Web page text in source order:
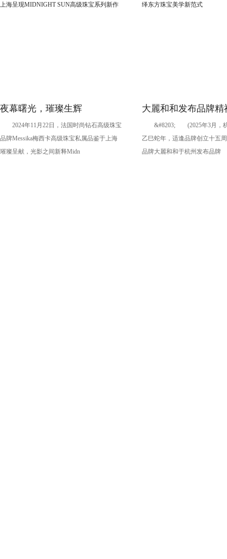
夜幕曙光，璀璨生辉
MESSIKA梅西卡于上海呈现
MIDNIGHT SUN高级珠宝系列
2024年11月22日，法国时尚钻石高级珠宝
品牌Messika梅西卡高级珠宝私属品鉴于上海
璀璨呈献，光影之间新释Midn
大麗和和发布品牌精
蜻蜓之姿演绎东方
范式
&#8203; (2025年3月，杭
乙巳蛇年，适逢品牌创立十五
品牌大麗和和于杭州发布品牌